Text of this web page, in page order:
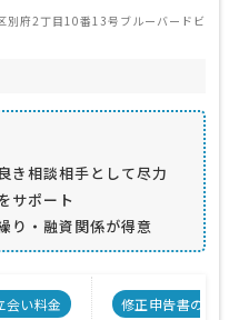
別府2丁目10番13号ブルーバードビ
き相談相手として尽力
サポート
り・融資関係が得意
会い料金 修正申告書の料金